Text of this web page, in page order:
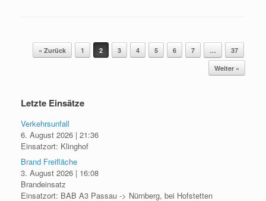
Beitragsnavigation
« Zurück 1 2 3 4 5 6 7 …
37
Weiter »
Letzte Einsätze
Verkehrsunfall
6. August 2026 | 21:36
Einsatzort: Klinghof
Brand Freifläche
3. August 2026 | 16:08
Brandeinsatz
Einsatzort: BAB A3 Passau -> Nürnberg, bei Hofstetten